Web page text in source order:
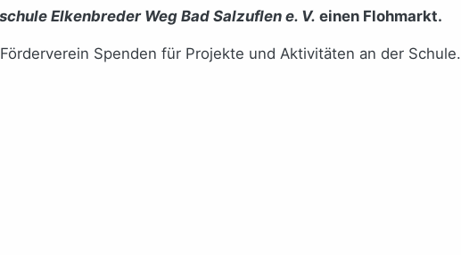
Elkenbreder Weg Bad Salzuflen e. V. einen Flohmarkt.
Spenden für Projekte und Aktivitäten an der Schule.